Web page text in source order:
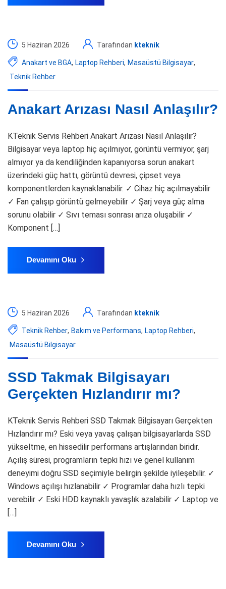
5 Haziran 2026 Tarafından kteknik
Anakart ve BGA, Laptop Rehberi, Masaüstü Bilgisayar,
Teknik Rehber
Anakart Arızası Nasıl Anlaşılır?
KTeknik Servis Rehberi Anakart Arızası Nasıl Anlaşılır?
Bilgisayar veya laptop hiç açılmıyor, görüntü vermiyor, şarj
almıyor ya da kendiliğinden kapanıyorsa sorun anakart
üzerindeki güç hattı, görüntü devresi, çipset veya
komponentlerden kaynaklanabilir. ✓ Cihaz hiç açılmayabilir
✓ Fan çalışıp görüntü gelmeyebilir ✓ Şarj veya güç alma
sorunu olabilir ✓ Sıvı teması sonrası arıza oluşabilir ✓
Komponent […]
Devamını Oku
5 Haziran 2026 Tarafından kteknik
Teknik Rehber, Bakım ve Performans, Laptop Rehberi,
Masaüstü Bilgisayar
SSD Takmak Bilgisayarı
Gerçekten Hızlandırır mı?
KTeknik Servis Rehberi SSD Takmak Bilgisayarı Gerçekten
Hızlandırır mı? Eski veya yavaş çalışan bilgisayarlarda SSD
yükseltme, en hissedilir performans artışlarından biridir.
Açılış süresi, programların tepki hızı ve genel kullanım
deneyimi doğru SSD seçimiyle belirgin şekilde iyileşebilir. ✓
Windows açılışı hızlanabilir ✓ Programlar daha hızlı tepki
verebilir ✓ Eski HDD kaynaklı yavaşlık azalabilir ✓ Laptop ve
[…]
Devamını Oku